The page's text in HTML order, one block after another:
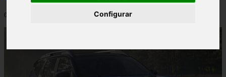
Configurar
04/08/2026